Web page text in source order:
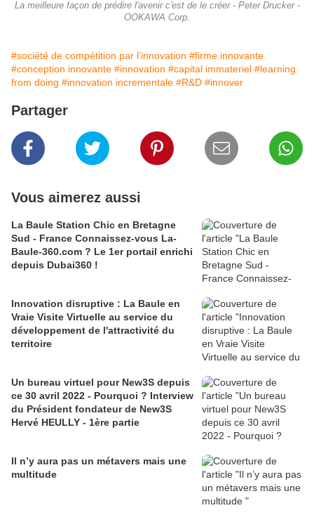
La meilleure façon de prédire l'avenir c'est de le créer - Peter Drucker -
OOKAWA Corp.
#société de compétition par l’innovation #firme innovante
#conception innovante #innovation #capital immateriel #learning
from doing #innovation incrementale #R&D #innover
Partager
Vous aimerez aussi
La Baule Station Chic en Bretagne
Sud - France Connaissez-vous La-
Baule-360.com ? Le 1er portail enrichi
depuis Dubai360 !
Innovation disruptive : La Baule en
Vraie Visite Virtuelle au service du
développement de l'attractivité du
territoire
Un bureau virtuel pour New3S depuis
ce 30 avril 2022 - Pourquoi ? Interview
du Président fondateur de New3S
Hervé HEULLY - 1ère partie
Il n’y aura pas un métavers mais une
multitude